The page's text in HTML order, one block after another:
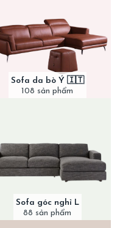
Sofa da bò Ý 🇮🇹
108 sản phẩm
Sofa góc nghỉ L
88 sản phẩm